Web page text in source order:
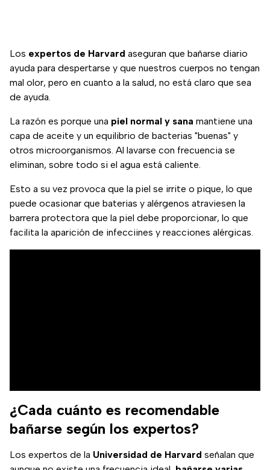
Los expertos de Harvard aseguran que bañarse diario
ayuda para despertarse y que nuestros cuerpos no tengan
mal olor, pero en cuanto a la salud, no está claro que sea
de ayuda.
La razón es porque una piel normal y sana mantiene una
capa de aceite y un equilibrio de bacterias "buenas" y
otros microorganismos. Al lavarse con frecuencia se
eliminan, sobre todo si el agua está caliente.
Esto a su vez provoca que la piel se irrite o pique, lo que
puede ocasionar que baterias y alérgenos atraviesen la
barrera protectora que la piel debe proporcionar, lo que
facilita la aparición de infecciines y reacciones alérgicas.
¿Cada cuánto es recomendable
bañarse según los expertos?
Los expertos de la Universidad de Harvard señalan que